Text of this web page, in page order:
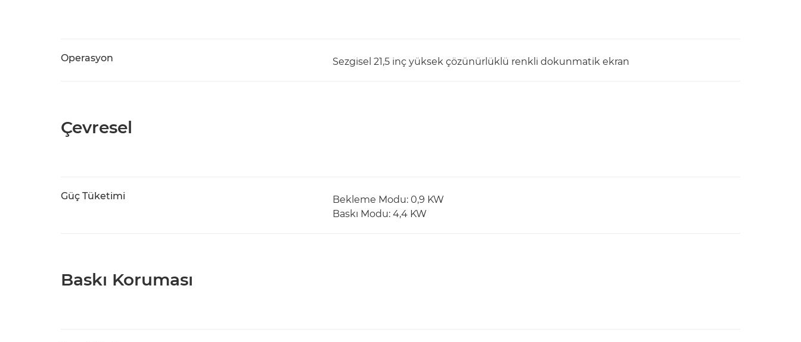
Operasyon Sezgisel 21,5 inç yüksek çözünürlüklü renkli dokunmatik ekran
Çevresel
Güç Tüketimi
Bekleme Modu: 0,9 KW
Baskı Modu: 4,4 KW
Baskı Koruması